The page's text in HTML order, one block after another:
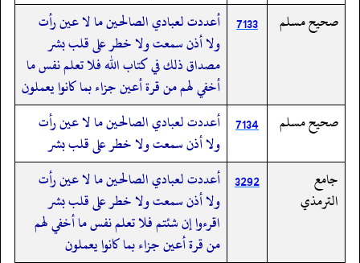
صحيح مسلم
7133
أعددت لعبادي الصالحين ما لا عين رأت
ولا أذن سمعت ولا خطر على قلب بشر
مصداق ذلك في كتاب الله فلا تعلم نفس ما
أخفي لهم من قرة أعين جزاء بما كانوا يعملون
صحيح مسلم
7134 أعددت لعبادي الصالحين ما لا عين رأت
ولا أذن سمعت ولا خطر على قلب بشر
جامع
الترمذي
3292 أعددت لعبادي الصالحين ما لا عين رأت
ولا أذن سمعت ولا خطر على قلب بشر
اقرءوا إن شئتم فلا تعلم نفس ما أخفي لهم
من قرة أعين جزاء بما كانوا يعملون